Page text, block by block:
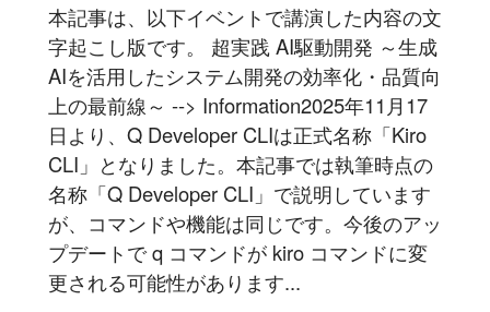
本記事は、以下イベントで講演した内容の文
字起こし版です。 超実践 AI駆動開発 ～生成
AIを活用したシステム開発の効率化・品質向
上の最前線～ --> Information2025年11月17
日より、Q Developer CLIは正式名称「Kiro
CLI」となりました。本記事では執筆時点の
名称「Q Developer CLI」で説明しています
が、コマンドや機能は同じです。今後のアッ
プデートで q コマンドが kiro コマンドに変
更される可能性があります...